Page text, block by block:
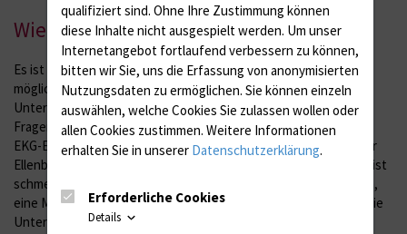
Wie läuft die Untersuchung ab?
Es ist uns wichtig, die Untersuchung für Sie so angenehm wie
möglich zu gestalten. Im Aufklärungsgespräch vor der
Untersuchung haben Sie noch einmal die Möglichkeit, mögliche
Fragen mit uns zu klären. Für die Untersuchung werden Ihnen
EKG-Elektroden auf die Brust geklebt. Über einen Zugang in der
Ellenbeuge wird Kontrastmittel verabreicht. Die Untersuchung ist
schmerzfrei. Eine CT-Untersuchung dauert nur wenige Minuten,
eine MRT-Untersuchung etwa 30-45 Minuten. Im Anschluss an die
Untersuchung werden die Ergebnisse mit Ihnen in einem
qualifiziert sind. Ohne Ihre Zustimmung können
diese Inhalte nicht ausgespielt werden. Um unser
Internetangebot fortlaufend verbessern zu können,
bitten wir Sie, uns die Erfassung von anonymisierten
Nutzungsdaten zu ermöglichen. Sie können einzeln
auswählen, welche Cookies Sie zulassen wollen oder
allen Cookies zustimmen. Weitere Informationen
erhalten Sie in unserer Datenschutzerklärung.
Erforderliche Cookies
Details